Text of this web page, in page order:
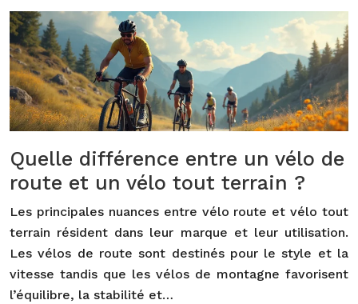
Quelle différence entre un vélo de
route et un vélo tout terrain ?
Les principales nuances entre vélo route et vélo tout
terrain résident dans leur marque et leur utilisation.
Les vélos de route sont destinés pour le style et la
vitesse tandis que les vélos de montagne favorisent
l’équilibre, la stabilité et…